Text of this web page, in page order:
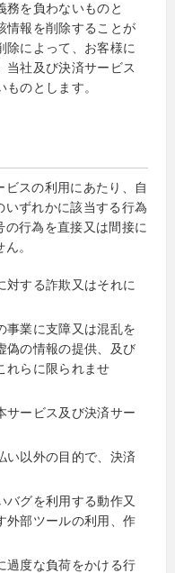
務を負わないものと
情報を削除することが
除によって、お客様に
当社及び決済サービス
のとします。
スの利用にあたり、自
いずれかに該当する行為
行為を直接又は間接に
。
対する詐欺又はそれに
事業に支障又は混乱を
偽の情報の提供、及び
れらに限られませ
サービス及び決済サー
い以外の目的で、決済
バグを利用する動作又
外部ツールの利用、作
過度な負荷をかける行